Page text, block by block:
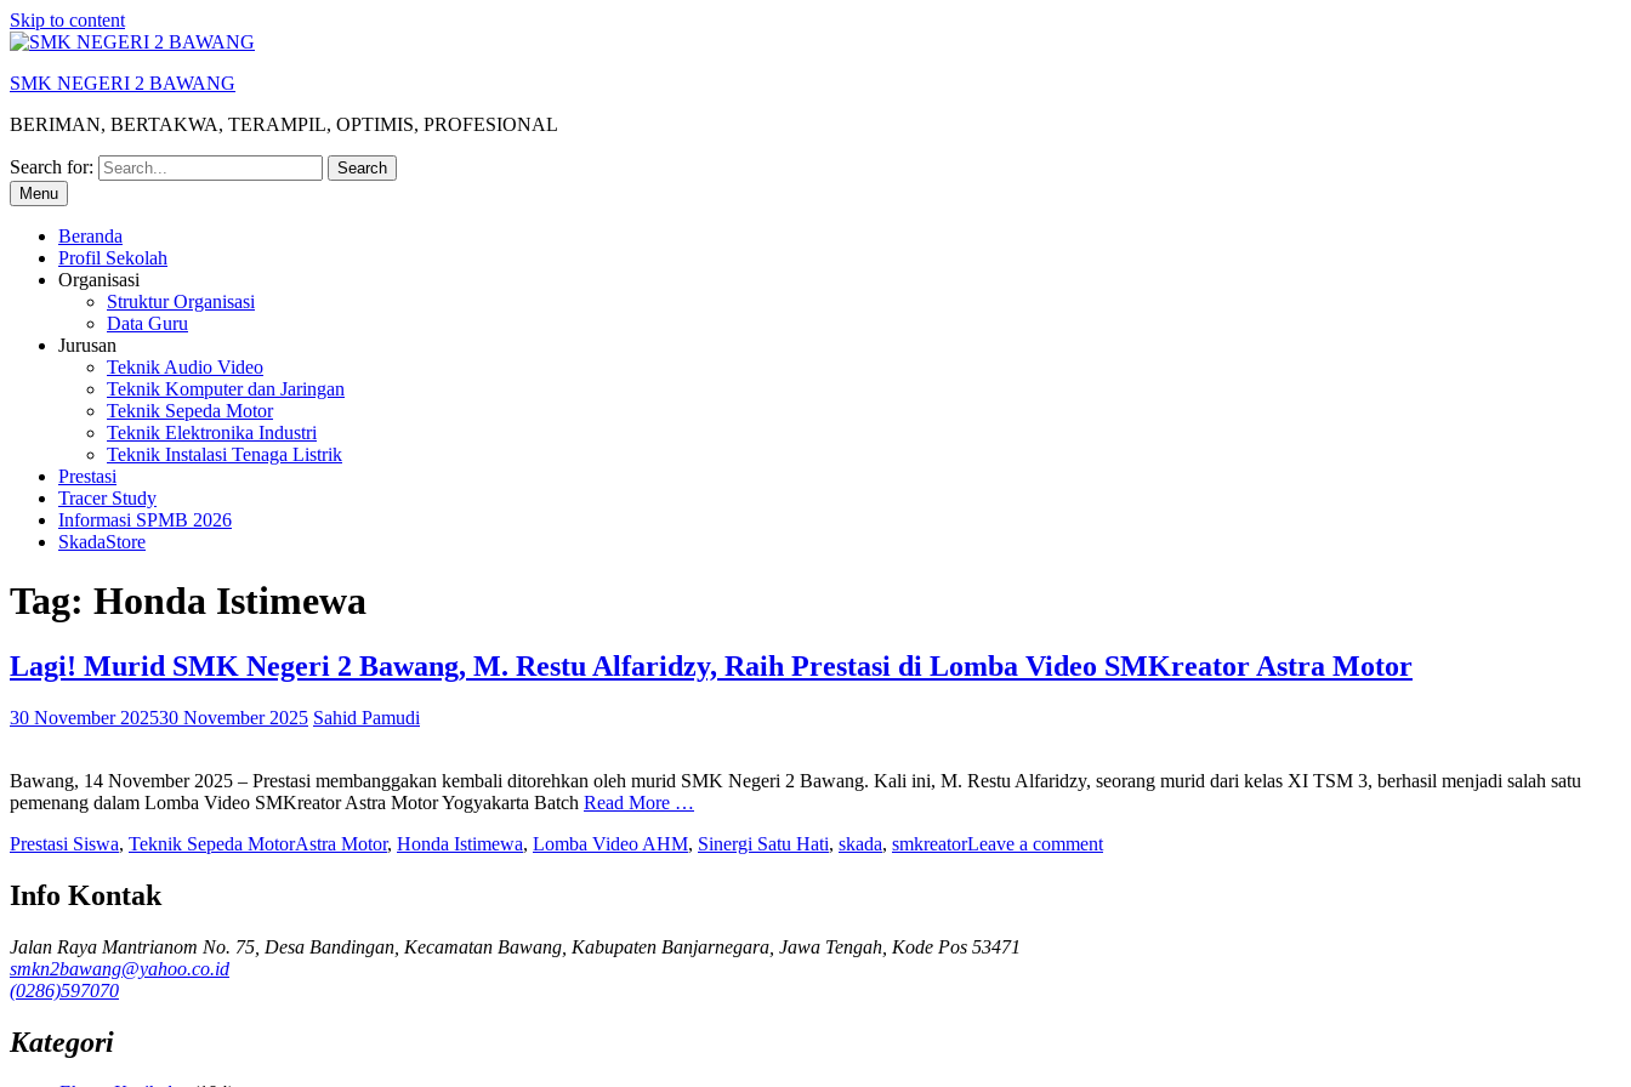
Skip to content
SMK NEGERI 2 BAWANG
BERIMAN, BERTAKWA, TERAMPIL, OPTIMIS, PROFESIONAL
Search for:
Menu
Beranda
Profil Sekolah
Organisasi
Struktur Organisasi
Data Guru
Jurusan
Teknik Audio Video
Teknik Komputer dan Jaringan
Teknik Sepeda Motor
Teknik Elektronika Industri
Teknik Instalasi Tenaga Listrik
Prestasi
Tracer Study
Informasi SPMB 2026
SkadaStore
Tag: Honda Istimewa
Lagi! Murid SMK Negeri 2 Bawang, M. Restu Alfaridzy, Raih Prestasi di Lomba Video SMKreator Astra Motor
30 November 202530 November 2025 Sahid Pamudi
Bawang, 14 November 2025 – Prestasi membanggakan kembali ditorehkan oleh murid SMK Negeri 2 Bawang. Kali ini, M. Restu Alfaridzy, seorang murid dari kelas XI TSM 3, berhasil menjadi salah satu
pemenang dalam Lomba Video SMKreator Astra Motor Yogyakarta Batch Read More …
Prestasi Siswa, Teknik Sepeda MotorAstra Motor, Honda Istimewa, Lomba Video AHM, Sinergi Satu Hati, skada, smkreatorLeave a comment
Info Kontak
Jalan Raya Mantrianom No. 75, Desa Bandingan, Kecamatan Bawang, Kabupaten Banjarnegara, Jawa Tengah, Kode Pos 53471
smkn2bawang@yahoo.co.id
(0286)597070
Kategori